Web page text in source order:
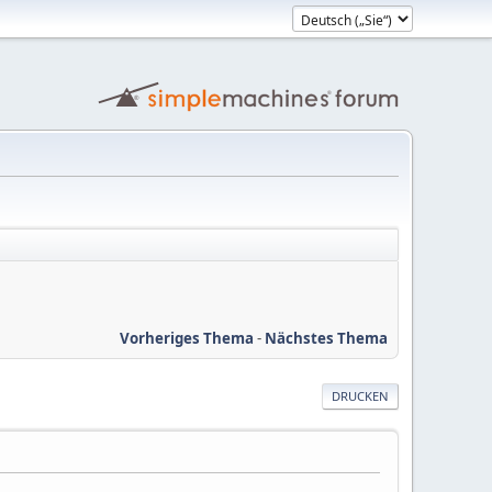
Vorheriges Thema - Nächstes Thema
DRUCKEN